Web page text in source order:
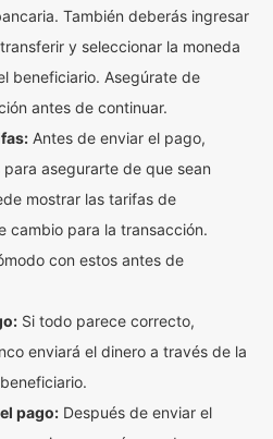
También deberás ingresar
y seleccionar la moneda
beneficiario. Asegúrate de
antes de continuar.
Antes de enviar el pago,
asegurarte de que sean
mostrar las tarifas de
cambio para la transacción.
con estos antes de
Si todo parece correcto,
enviará el dinero a través de la
pago: Después de enviar el